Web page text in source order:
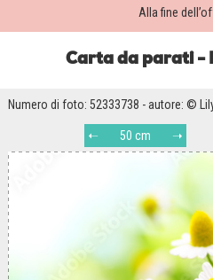
Alla fine
Carta da parati -
Numero di foto: 52333738 - autore: ©
50 cm